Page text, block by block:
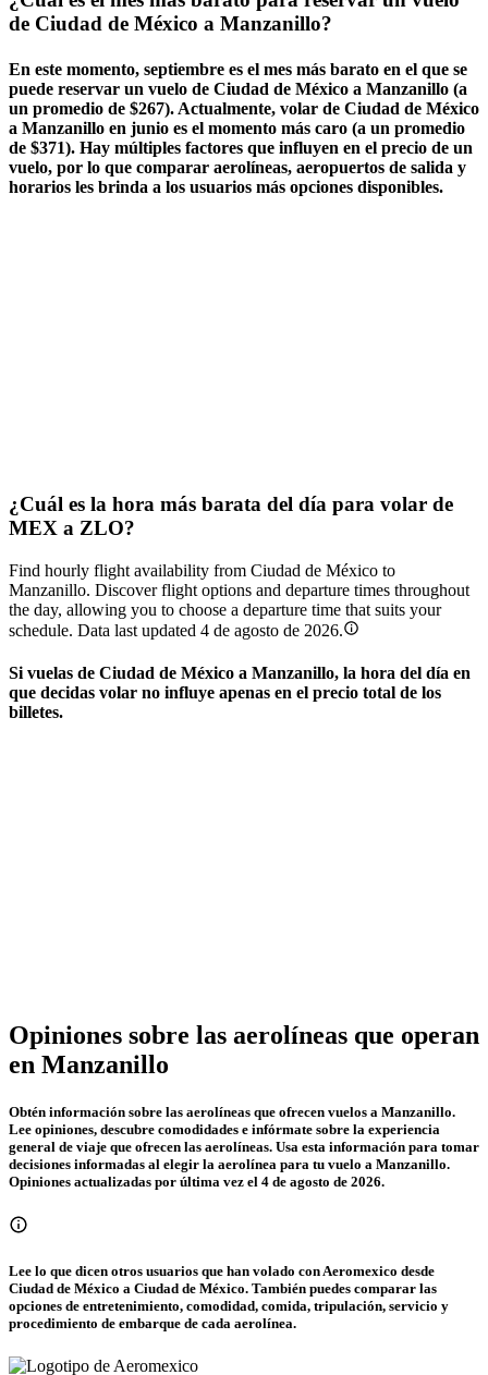
de Ciudad de México a Manzanillo?
En este momento, septiembre es el mes más barato en el que se
puede reservar un vuelo de Ciudad de México a Manzanillo (a
un promedio de $267). Actualmente, volar de Ciudad de México
a Manzanillo en junio es el momento más caro (a un promedio
de $371). Hay múltiples factores que influyen en el precio de un
vuelo, por lo que comparar aerolíneas, aeropuertos de salida y
horarios les brinda a los usuarios más opciones disponibles.
¿Cuál es la hora más barata del día para volar de
MEX a ZLO?
Find hourly flight availability from Ciudad de México to
Manzanillo. Discover flight options and departure times throughout
the day, allowing you to choose a departure time that suits your
schedule. Data last updated 4 de agosto de 2026.
Si vuelas de Ciudad de México a Manzanillo, la hora del día en
que decidas volar no influye apenas en el precio total de los
billetes.
Opiniones sobre las aerolíneas que operan
en Manzanillo
Obtén información sobre las aerolíneas que ofrecen vuelos a Manzanillo.
Lee opiniones, descubre comodidades e infórmate sobre la experiencia
general de viaje que ofrecen las aerolíneas. Usa esta información para tomar
decisiones informadas al elegir la aerolínea para tu vuelo a Manzanillo.
Opiniones actualizadas por última vez el 4 de agosto de 2026.
Lee lo que dicen otros usuarios que han volado con Aeromexico desde
Ciudad de México a Ciudad de México. También puedes comparar las
opciones de entretenimiento, comodidad, comida, tripulación, servicio y
procedimiento de embarque de cada aerolínea.